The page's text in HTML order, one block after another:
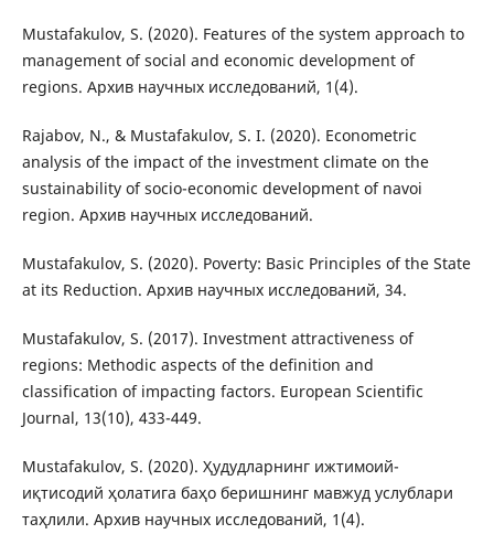
Mustafakulov, S. (2020). Features of the system approach to
management of social and economic development of
regions. Архив научных исследований, 1(4).
Rajabov, N., & Mustafakulov, S. I. (2020). Econometric
analysis of the impact of the investment climate on the
sustainability of socio-economic development of navoi
region. Архив научных исследований.
Mustafakulov, S. (2020). Poverty: Basic Principles of the State
at its Reduction. Архив научных исследований, 34.
Mustafakulov, S. (2017). Investment attractiveness of
regions: Methodic aspects of the definition and
classification of impacting factors. European Scientific
Journal, 13(10), 433-449.
Mustafakulov, S. (2020). Ҳудудларнинг ижтимоий-
иқтисодий ҳолатига баҳо беришнинг мавжуд услублари
таҳлили. Архив научных исследований, 1(4).